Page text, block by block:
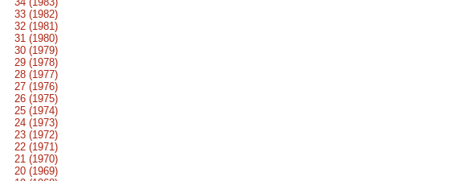
33 (1982)
32 (1981)
31 (1980)
30 (1979)
29 (1978)
28 (1977)
27 (1976)
26 (1975)
25 (1974)
24 (1973)
23 (1972)
22 (1971)
21 (1970)
20 (1969)